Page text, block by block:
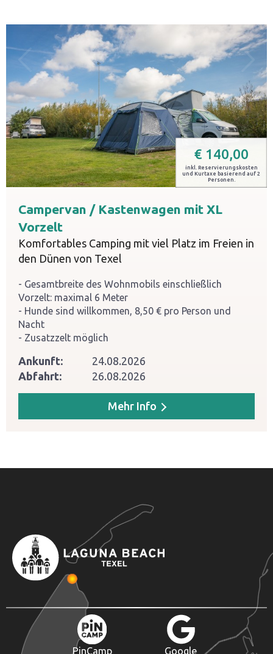
€ 140,00
inkl. Reservierungskosten
und Kurtaxe basierend auf 2
Personen.
Campervan / Kastenwagen mit XL
Vorzelt
Komfortables Camping mit viel Platz im Freien in
den Dünen von Texel
Gesamtbreite des Wohnmobils einschließlich
Vorzelt: maximal 6 Meter
Hunde sind willkommen, 8,50 € pro Person und
Nacht
Zusatzzelt möglich
Ankunft:
24.08.2026
Abfahrt:
26.08.2026
Mehr Info
PinCamp Google